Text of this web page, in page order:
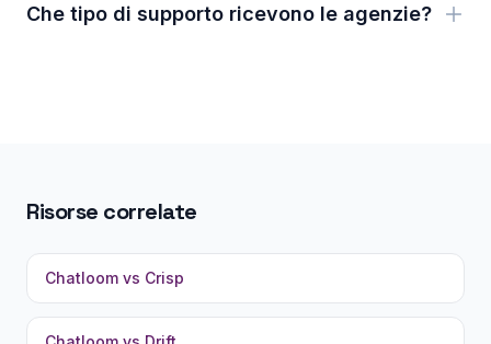
Che tipo di supporto ricevono le agenzie?
Risorse correlate
Chatloom vs Crisp